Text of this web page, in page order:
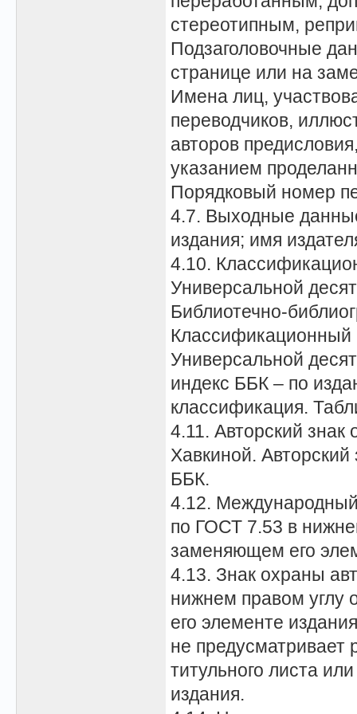
стереотипным,
Подзаголовочные
странице или на
Имена лиц,
переводчиков,
авторов
указанием
Порядковый номер
4.7. Выходные
издания; имя
4.10.
Универсальной
Библиотечно-
Классификационный
Универсальной
индекс ББК – по
классификация.
4.11. Авторский знак
Хавкиной.
ББК.
4.12.
по ГОСТ 7.53 в
заменяющем его
4.13. Знак охраны
нижнем правом углу
его элементе
не
титульного листа
издания.